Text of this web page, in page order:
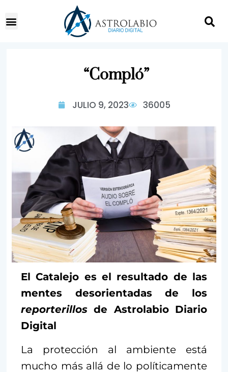
“Compló”
JULIO 9, 2023 36005
El Catalejo es el resultado de las
mentes desorientadas de los
reporterillos de Astrolabio Diario
Digital
La protección al ambiente está
mucho más allá de lo políticamente